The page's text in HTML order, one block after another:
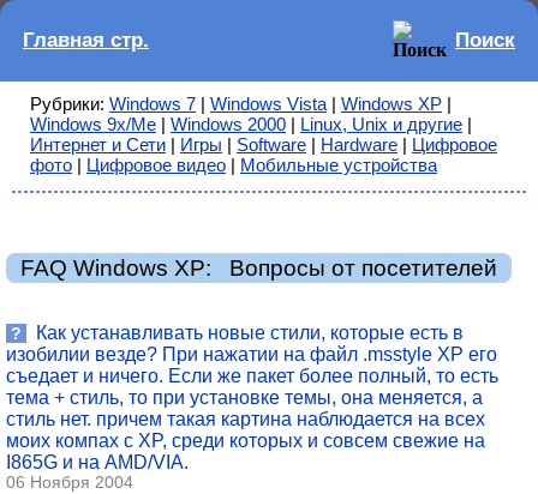
Главная стр. Поиск
Рубрики: Windows 7 | Windows Vista | Windows XP |
Windows 9x/Me | Windows 2000 | Linux, Unix и другие |
Интернет и Сети | Игры | Software | Hardware | Цифровое
фото | Цифровое видео | Мобильные устройства
FAQ Windows XP: Вопросы от посетителей
?
Как устанавливать новые стили, которые есть в
изобилии везде? При нажатии на файл .msstyle XP его
съедает и ничего. Если же пакет более полный, то есть
тема + стиль, то при установке темы, она меняется, а
стиль нет. причем такая картина наблюдается на всех
моих компах с XP, среди которых и совсем свежие на
I865G и на AMD/VIA.
06 Ноября 2004